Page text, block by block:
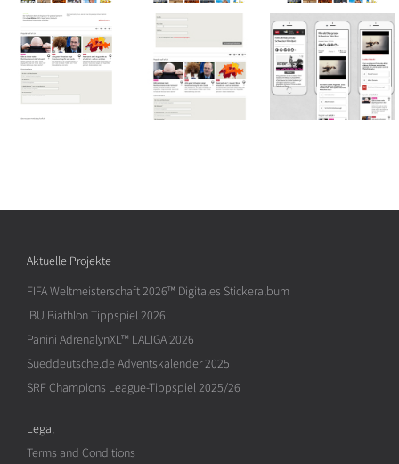
Aktuelle Projekte
FIFA Weltmeisterschaft 2026™ Digitales Stickeralbum
IBU Biathlon Tippspiel 2026
Panini AdrenalynXL™ LALIGA 2026
Sueddeutsche.de Adventskalender 2025
SRF Champions League-Tippspiel 2025/26
Legal
Terms and Conditions